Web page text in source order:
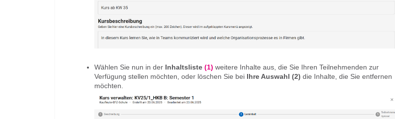
Wählen Sie nun in der Inhaltsliste (1) weitere Inhalte aus, die Sie Ihren Teilnehmenden zur
Verfügung stellen möchten, oder löschen Sie bei Ihre Auswahl (2) die Inhalte, die Sie entfernen
möchten.